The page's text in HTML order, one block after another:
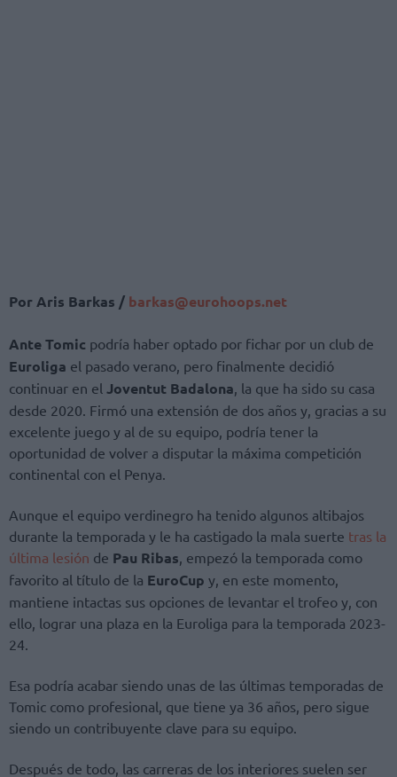
Por Aris Barkas / barkas@eurohoops.net
Ante Tomic podría haber optado por fichar por un club de
Euroliga el pasado verano, pero finalmente decidió
continuar en el Joventut Badalona , la que ha sido su casa
desde 2020. Firmó una extensión de dos años y, gracias a su
excelente juego y al de su equipo, podría tener la
oportunidad de volver a disputar la máxima competición
continental con el Penya.
Aunque el equipo verdinegro ha tenido algunos altibajos
durante la temporada y le ha castigado la mala suerte tras la
última lesión de Pau Ribas , empezó la temporada como
favorito al título de la EuroCup y, en este momento,
mantiene intactas sus opciones de levantar el trofeo y, con
ello, lograr una plaza en la Euroliga para la temporada 2023-
24.
Esa podría acabar siendo unas de las últimas temporadas de
Tomic como profesional, que tiene ya 36 años, pero sigue
siendo un contribuyente clave para su equipo.
Después de todo, las carreras de los interiores suelen ser